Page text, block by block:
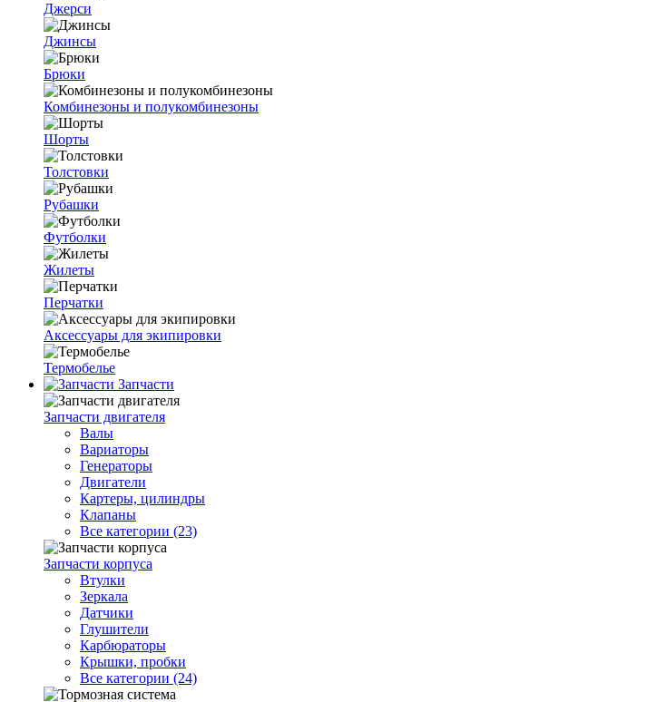
Джерси
Джинсы
Брюки
Комбинезоны и полукомбинезоны
Шорты
Толстовки
Рубашки
Футболки
Жилеты
Перчатки
Аксессуары для экипировки
Термобелье
Запчасти
Запчасти двигателя
Валы
Вариаторы
Генераторы
Двигатели
Картеры, цилиндры
Клапаны
Все категории (23)
Запчасти корпуса
Втулки
Зеркала
Датчики
Глушители
Карбюраторы
Крышки, пробки
Все категории (24)